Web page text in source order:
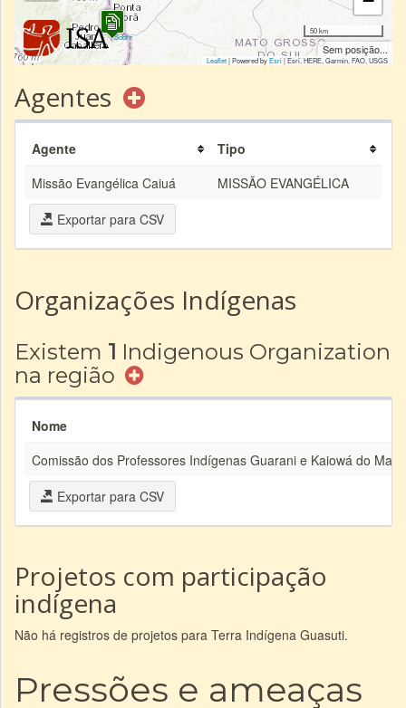
|Sobre
50 km
Sem posição...
Leaflet| Powered byEsri|Esri, HERE, Garmin, FAO, USGS
Agentes
Agente
Tipo
Missão Evangélica Caiuá
MISSÃO EVANGÉLICA
Exportar para CSV
Organizações Indígenas
Existem 1 Indigenous Organization
na região
Nome
Comissão dos Professores Indígenas Guarani e Kaiowá do
Exportar para CSV
Projetos com participação
indígena
Não há registros de projetos para Terra Indígena Guasuti.
Pressões e ameaças